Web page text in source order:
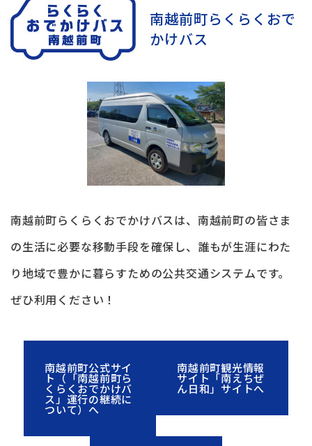
南越前町らくらくおで
かけバス
南越前町らくらくおでかけバスは、南越前町の皆さま
の生活に必要な移動手段を確保し、誰もが生涯にわた
り地域で豊かに暮らすための公共交通システムです。
ぜひ利用ください！
南越前町公式サイ
ト（「南越前町ら
くらくおでかけバ
ス」運行の継続に
ついて）へ
南越前町観光情報
サイト「南えちぜ
ん日和」サイトへ